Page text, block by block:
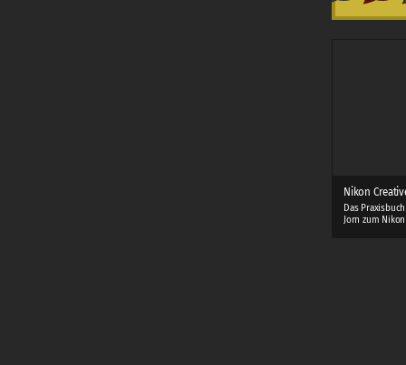
Nikon
Das
Jorn zum